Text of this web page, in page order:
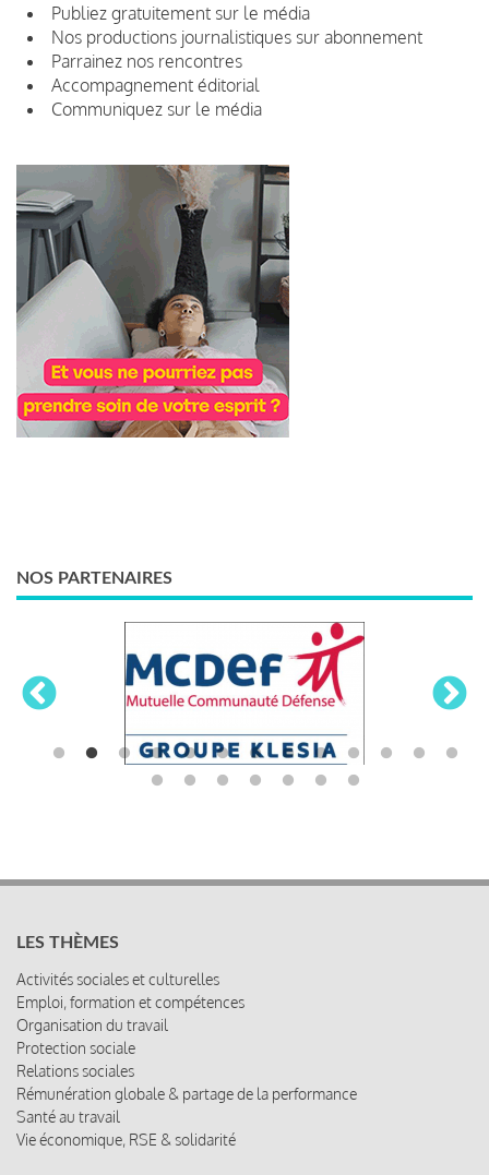
Publiez gratuitement sur le média
Nos productions journalistiques sur abonnement
Parrainez nos rencontres
Accompagnement éditorial
Communiquez sur le média
NOS PARTENAIRES
LES THÈMES
Activités sociales et culturelles
Emploi, formation et compétences
Organisation du travail
Protection sociale
Relations sociales
Rémunération globale & partage de la performance
Santé au travail
Vie économique, RSE & solidarité